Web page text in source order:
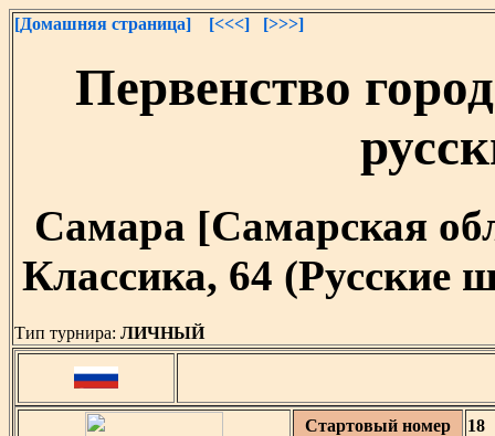
[Домашняя страница] [<<<] [>>>]
Первенство
Самара [Самарская
Классика, 64
Тип турнира: ЛИЧНЫЙ
Стартовый номер
18